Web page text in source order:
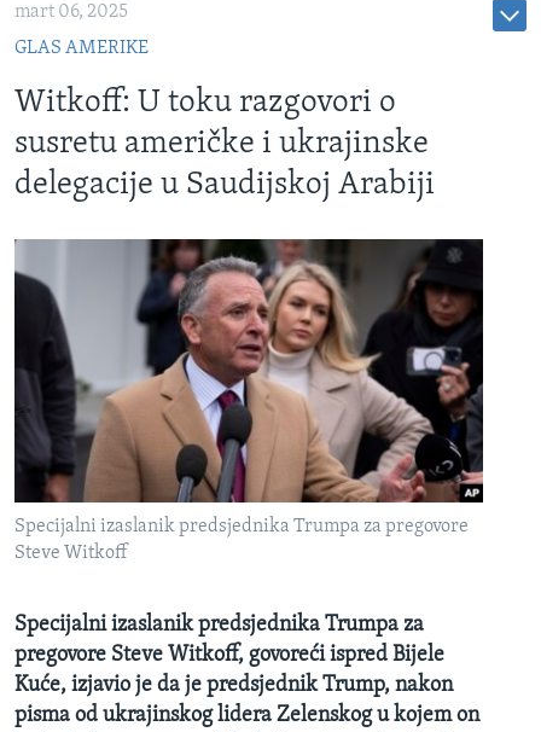
mart 06, 2025
GLAS AMERIKE
Witkoff: U toku razgovori o
susretu američke i ukrajinske
delegacije u Saudijskoj Arabiji
Specijalni izaslanik predsjednika Trumpa za pregovore
Steve Witkoff
Specijalni izaslanik predsjednika Trumpa za
pregovore Steve Witkoff, govoreći ispred Bijele
Kuće, izjavio je da je predsjednik Trump, nakon
pisma od ukrajinskog lidera Zelenskog u kojem on